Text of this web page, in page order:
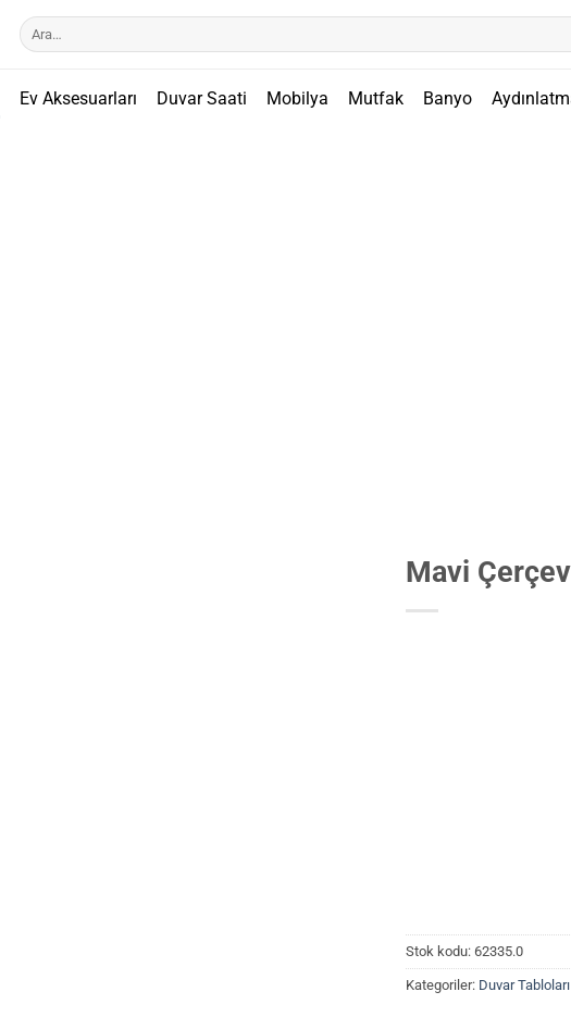
Ara:
Ev Aksesuarları Duvar Saati Mobilya Mutfak Banyo
Mavi
Stok kodu: 62335.0
Kategoriler: Duvar Tabloları